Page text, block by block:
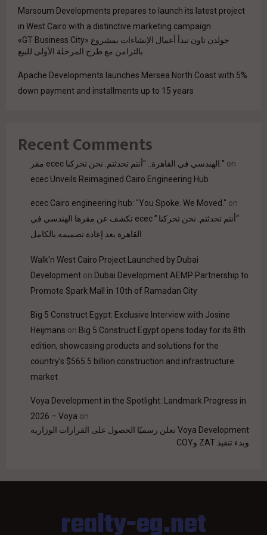
Marsoum Developments prepares to launch its latest project
in West Cairo with a distinctive marketing campaign
جولدن تاون تبدأ أعمال الإنشاءات بمشروع «GT Business City»
بالتزامن مع طرح المرحلة الأولى للبيع
Apache Developments launches Mersea North Coast with 5%
down payment and installments up to 15 years
Recent Comments
مقر ecec الهندسي في القاهرة.. "أنتم تحدثتم. نحن تحركنا." on
ecec Unveils Reimagined Cairo Engineering Hub
ecec Cairo engineering hub: "You Spoke. We Moved." on
“أنتم تحدثتم. نحن تحركنا.” ecec تكشف عن مقرها الهندسي في
القاهرة بعد إعادة تصميمه بالكامل
Walk'n West Cairo Project Launched by Dubai
Development on Dubai Development AEMP Partnership to
Promote Spark Mall in 10th of Ramadan City
Big 5 Construct Egypt: Exclusive Interview with Josine
Heijmans on Big 5 Construct Egypt opens today for its 8th
edition, showcasing products and solutions for the
country’s $565.5 billion construction and infrastructure
market
Voya Development in the Spotlight: Landmark Progress in
2026 – Voya on
Voya Development تعلن رسميًا الحصول على القرارات الوزارية
وبدء تنفيذ ZAT وCOY
realty-eg.net